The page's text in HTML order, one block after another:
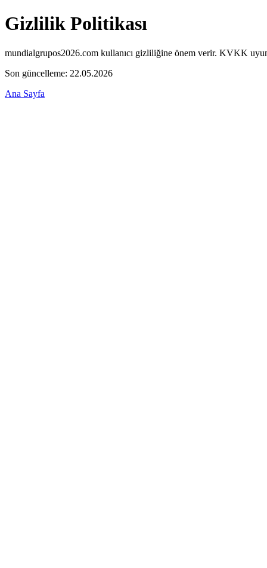
Gizlilik Politikası
mundialgrupos2026.com kullanıcı gizliliğine önem verir. KVKK
Son güncelleme: 22.05.2026
Ana Sayfa